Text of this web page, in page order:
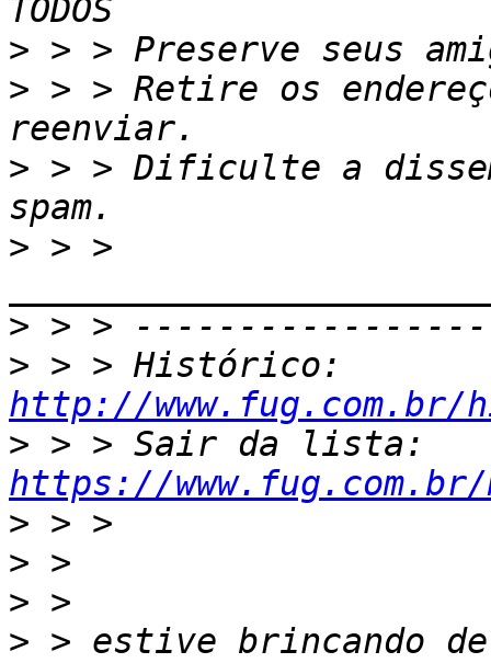
>
> > > Retire os
> > > Dificulte a
> > >
>
>
http://
>
https://
>
>
>
> > ​estive brincando de